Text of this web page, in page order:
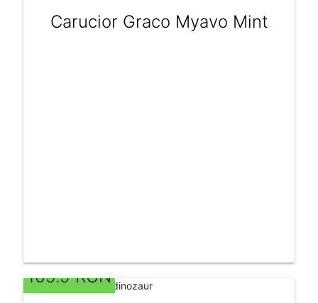
Carucior Graco Myavo Mint
109.9 RON